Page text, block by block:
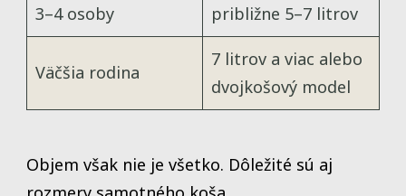
3–4 osoby približne 5–7 litrov
Väčšia rodina
7 litrov a viac alebo
dvojkošový model
Objem však nie je všetko. Dôležité sú aj